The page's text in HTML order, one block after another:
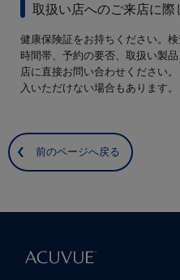
取扱い店へのご来店に際
健康保険証をお持ちください。
時間帯、予約の要否、取扱い製
店に直接お問い合わせください
入いただけない場合もあります。
前のページへ戻る